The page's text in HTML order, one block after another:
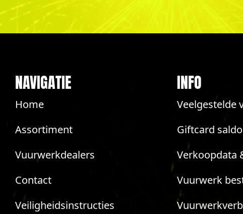
NAVIGATIE
Home
Assortiment
Vuurwerkdealers
Contact
Veiligheidsinstructies
INFO
Veelgestelde
Giftcard
Verkoopdata
Vuurwerk